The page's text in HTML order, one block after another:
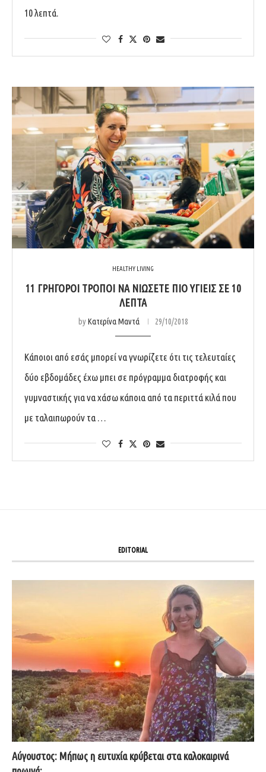
10 λεπτά.
HEALTHY LIVING
11 ΓΡΉΓΟΡΟΙ ΤΡΌΠΟΙ ΝΑ ΝΙΏΣΕΤΕ ΠΙΟ ΥΓΙΕΊΣ ΣΕ 10
ΛΕΠΤΆ
byΚατερίνα Μαντά 29/10/2018
Κάποιοι από εσάς μπορεί να γνωρίζετε ότι τις τελευταίες
δύο εβδομάδες έχω μπει σε πρόγραμμα διατροφής και
γυμναστικής για να χάσω κάποια από τα περιττά κιλά που
με ταλαιπωρούν τα …
EDITORIAL
Αύγουστος: Μήπως η ευτυχία κρύβεται στα καλοκαιρινά